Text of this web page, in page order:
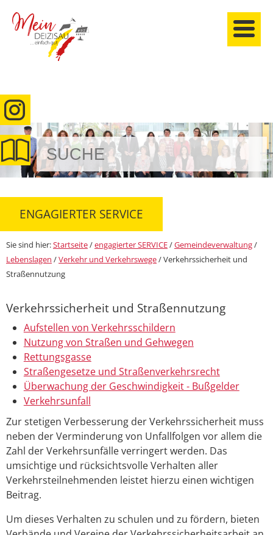
anmelden
ENGAGIERTER SERVICE
Sie sind hier:Startseite/engagierter SERVICE/Gemeindeverwaltung/
Lebenslagen /Verkehr und Verkehrswege/Verkehrssicherheit und
Straßennutzung
Verkehrssicherheit und Straßennutzung
Aufstellen von Verkehrsschildern
Nutzung von Straßen und Gehwegen
Rettungsgasse
Straßengesetze und Straßenverkehrsrecht
Überwachung der Geschwindigkeit - Bußgelder
Verkehrsunfall
Zur stetigen Verbesserung der Verkehrssicherheit muss
neben der Verminderung von Unfallfolgen vor allem die
Zahl der Verkehrsunfälle verringert werden. Das
umsichtige und rücksichtsvolle Verhalten aller
Verkehrsteilnehmenden leistet hierzu einen wichtigen
Beitrag.
Um dieses Verhalten zu schulen und zu fördern, bieten